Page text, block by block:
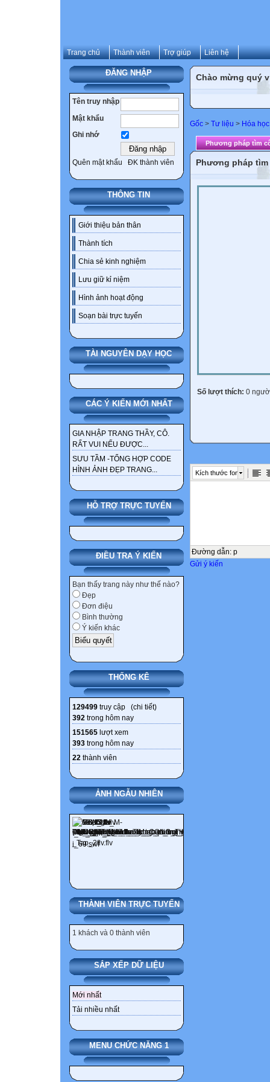
Trang chủ Thành viên Trợ giúp Liên hệ
ĐĂNG NHẬP
Tên truy nhập
Mật khẩu
Ghi nhớ
Quên mật khẩu ĐK thành viên
THÔNG TIN
Giới thiệu bản thân
Thành tích
Chia sẻ kinh nghiệm
Lưu giữ kỉ niệm
Hình ảnh hoạt động
Soạn bài trực tuyến
TÀI NGUYÊN DẠY HỌC
CÁC Ý KIẾN MỚI NHẤT
GIA NHẬP TRANG THẦY, CÔ.
RẤT VUI NẾU ĐƯỢC...
SƯU TẦM -TỔNG HỢP CODE
HÌNH ẢNH ĐẸP TRANG...
HỖ TRỢ TRỰC TUYẾN
ĐIỀU TRA Ý KIẾN
Bạn thấy trang này như thế nào?
Đẹp
Đơn điệu
Bình thường
Ý kiến khác
THỐNG KÊ
129499 truy cập (chi tiết)
392 trong hôm nay
151565 lượt xem
393 trong hôm nay
22 thành viên
ẢNH NGẪU NHIÊN
THÀNH VIÊN TRỰC TUYẾN
1 khách và 0 thành viên
SẮP XẾP DỮ LIỆU
Mới nhất
Tải nhiều nhất
MENU CHỨC NĂNG 1
Chào mừng quý
Gốc > Tư liệu > Hóa học
Phương pháp tìm
Phương pháp
Số lượt thích: 0
Kích thước font
Đường dẫn: p
Gửi ý kiến